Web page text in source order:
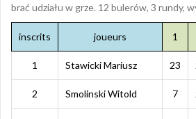
brać udziału w grze. 12 bulerów, 3 rundy,
inscrits joueurs 1
1 Stawicki Mariusz 23
2 Smolinski Witold 7